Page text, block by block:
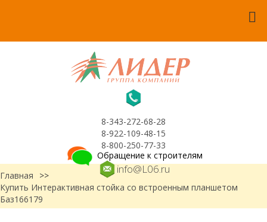
8-343-272-68-28
8-922-109-48-15
8-800-250-77-33
info@L06.ru
Обращение к строителям
Главная
>>
Купить Интерактивная стойка со встроенным планшетом
Баз166179